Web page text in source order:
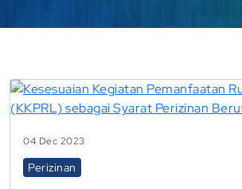
04 Dec 2023
Perizinan